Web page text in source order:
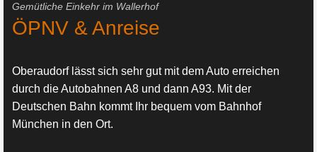
Gemütliche Einkehr im Wallerhof
ÖPNV & Anreise
Oberaudorf lässt sich sehr gut mit dem Auto erreichen
durch die Autobahnen A8 und dann A93. Mit der
Deutschen Bahn kommt Ihr bequem vom Bahnhof
München in den Ort.